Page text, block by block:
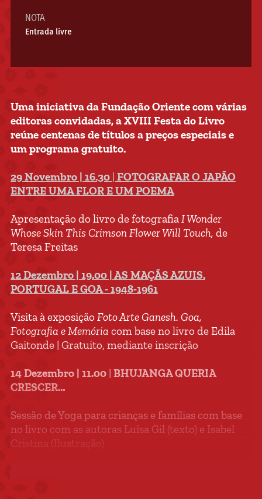
NOTA
Entrada livre
Uma iniciativa da Fundação Oriente com várias
editoras convidadas, a XVIII Festa do Livro
reúne centenas de títulos a preços especiais e
um programa gratuito.
29 Novembro | 16.30| FOTOGRAFAR O JAPÃO
ENTRE UMA FLOR E UM POEMA
Apresentação do livro de fotografiaI Wonder
Whose Skin This Crimson Flower Will Touch, de
Teresa Freitas
12 Dezembro | 19.00 | AS MAÇÃS AZUIS.
PORTUGAL E GOA - 1948-1961
Visita à exposiçãoFoto Arte Ganesh. Goa,
Fotografia e Memória com base no livro de Edila
Gaitonde | Gratuito, mediante inscrição
14 Dezembro | 11.00 | BHUJANGA QUERIA
CRESCER…
Sessão de Yoga para crianças e famílias com base
no livro com as autoras Luísa Gil (texto) e Isabel
Cristina (Ilustração)